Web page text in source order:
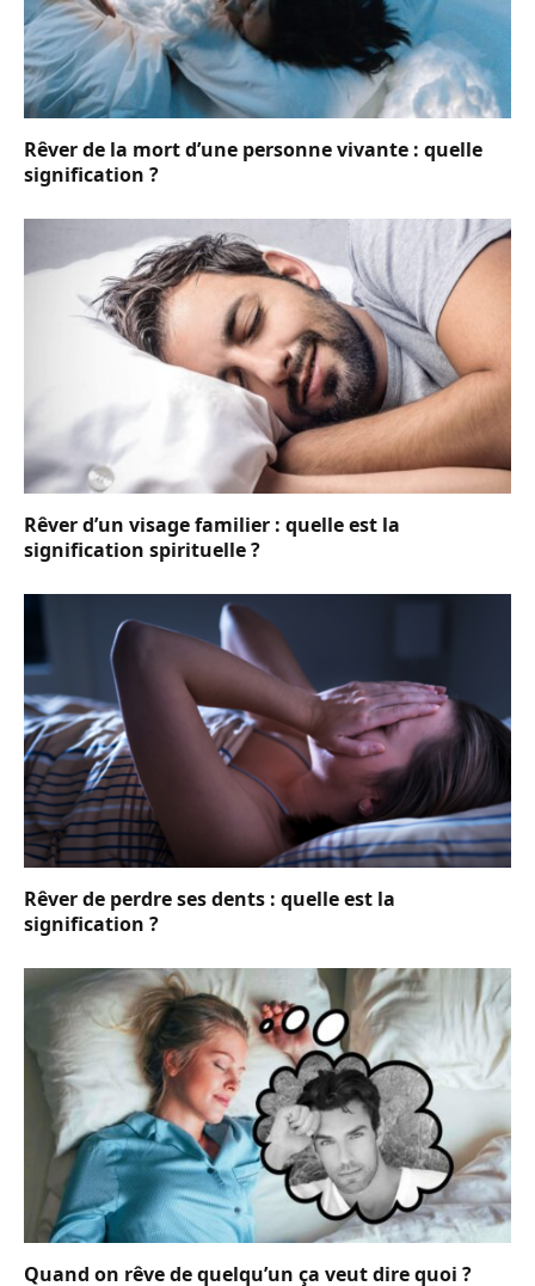
Rêver de la mort d’une personne vivante : quelle
signification ?
Rêver d’un visage familier : quelle est la
signification spirituelle ?
Rêver de perdre ses dents : quelle est la
signification ?
Quand on rêve de quelqu’un ça veut dire quoi ?